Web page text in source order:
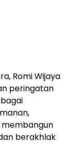
Romi Wijaya
peringatan
berakhlak